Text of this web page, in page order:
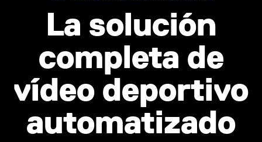
La solución
completa de
vídeo deportivo
automatizado